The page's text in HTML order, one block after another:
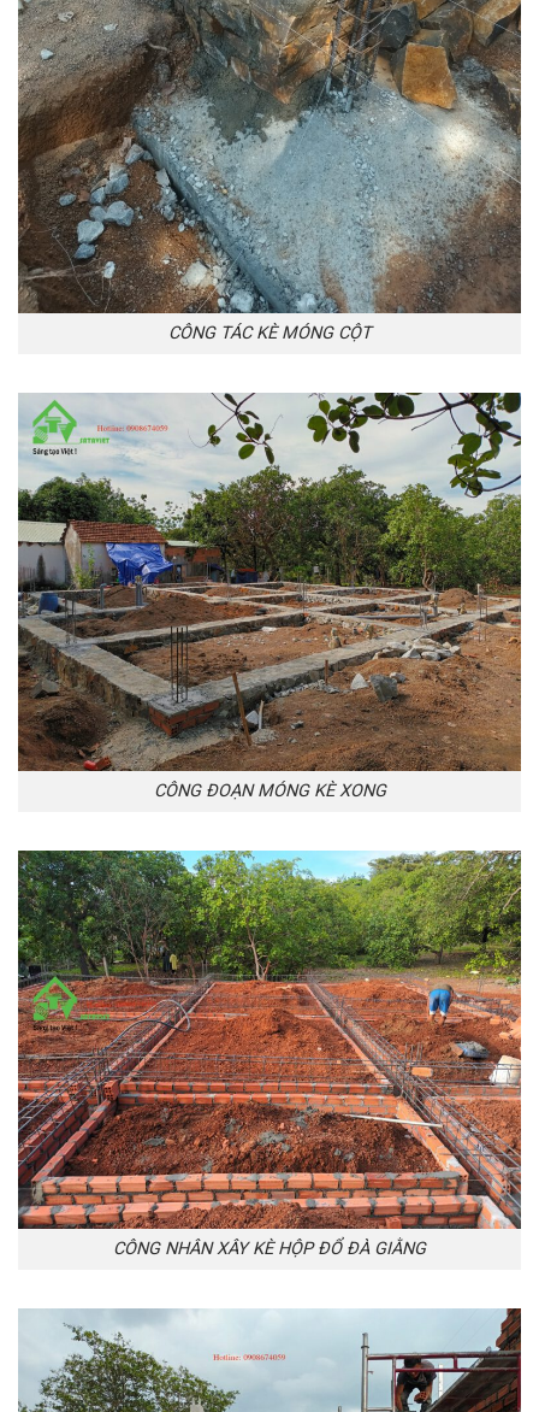
CÔNG TÁC KÈ MÓNG CỘT
CÔNG ĐOẠN MÓNG KÈ XONG
CÔNG NHÂN XÂY KÈ HỘP ĐỔ ĐÀ GIẰNG